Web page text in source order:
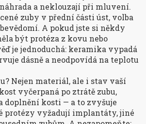
a neklouzají při mluvení.
zuby v přední části úst, volba
A pokud jste si někdy
být protéza z kovu nebo
je jednoduchá: keramika vypadá
dásně a neodpovídá na teplotu
Nejen materiál, ale i stav vaší
vyčerpaná po ztrátě zubu,
doplnění kosti — a to zvyšuje
protézy vyžadují implantáty, jiné